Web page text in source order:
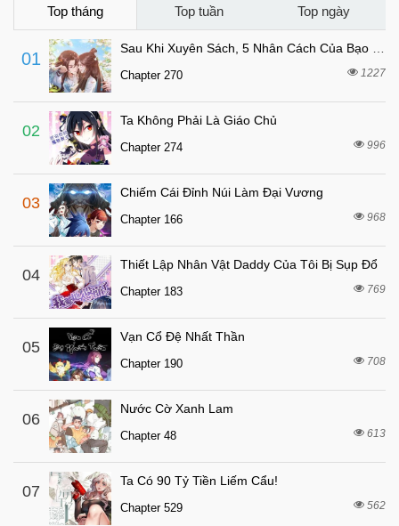
Chapter 6 7 tháng trước
Chapter 5
Chapter 4
Chapter 3
Chapter 2 7 tháng trước
Chapter 1
Top tháng Top tuần Top ngày
01
Chapter 270 1227
02
Ta Không Phải Là Giáo Chủ
Chapter 274 996
03
Chiếm Cái Đỉnh Núi Làm Đại Vương
Chapter 166 968
04
Thiết Lập Nhân Vật Daddy Của Tôi Bị Sụp Đổ
Chapter 183 769
05
Vạn Cổ Đệ Nhất Thần
Chapter 190 708
06
Nước Cờ Xanh Lam
Chapter 48 613
07
Ta Có 90 Tỷ Tiền Liếm Cẩu!
Chapter 529 562